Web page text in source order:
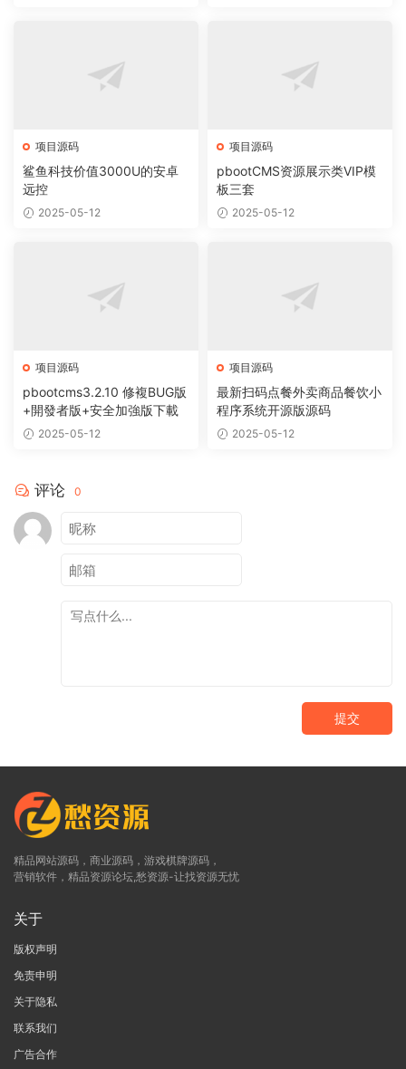
项目源码
鲨鱼科技价值3000U的安卓
远控
2025-05-12
项目源码
pbootCMS资源展示类VIP模
板三套
2025-05-12
项目源码
pbootcms3.2.10 修複BUG版
+開發者版+安全加強版下載
2025-05-12
项目源码
最新扫码点餐外卖商品餐饮小
程序系统开源版源码
2025-05-12
评论 0
提交
精品网站源码，商业源码，游戏棋牌源码，
营销软件，精品资源论坛,愁资源-让找资源无忧
关于
版权声明
免责申明
关于隐私
联系我们
广告合作